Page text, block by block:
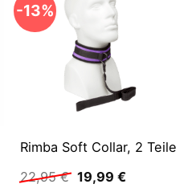
-13%
Rimba Soft Collar, 2 Teile
22,95€ Ursprünglicher
19,99 €Aktueller